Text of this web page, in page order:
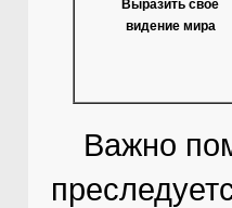
Выразить своё
видение мира
Важно